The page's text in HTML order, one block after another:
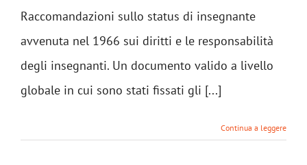
Raccomandazioni sullo status di insegnante
avvenuta nel 1966 sui diritti e le responsabilità
degli insegnanti. Un documento valido a livello
globale in cui sono stati fissati gli [...]
Continua a leggere